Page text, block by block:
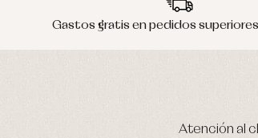
Gastos gratis en pedidos
Atención al